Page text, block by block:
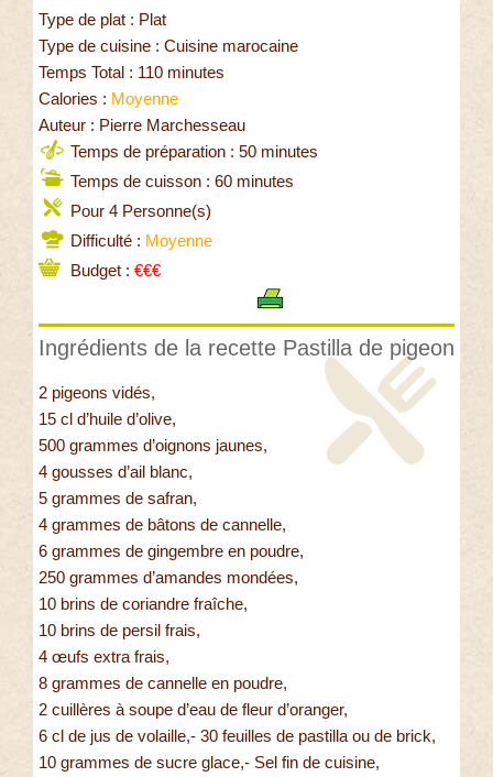
Type de plat : Plat
Type de cuisine : Cuisine marocaine
Temps Total : 110 minutes
Calories : Moyenne
Auteur : Pierre Marchesseau
Temps de préparation : 50 minutes
Temps de cuisson : 60 minutes
Pour 4 Personne(s)
Difficulté : Moyenne
Budget : €€€
Ingrédients de la recette Pastilla de pigeon
2 pigeons vidés,
15 cl d’huile d’olive,
500 grammes d’oignons jaunes,
4 gousses d’ail blanc,
5 grammes de safran,
4 grammes de bâtons de cannelle,
6 grammes de gingembre en poudre,
250 grammes d’amandes mondées,
10 brins de coriandre fraîche,
10 brins de persil frais,
4 œufs extra frais,
8 grammes de cannelle en poudre,
2 cuillères à soupe d’eau de fleur d’oranger,
6 cl de jus de volaille,- 30 feuilles de pastilla ou de brick,
10 grammes de sucre glace,- Sel fin de cuisine,